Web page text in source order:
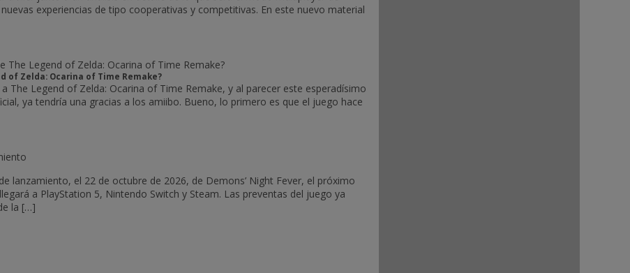
experiencias de tipo cooperativas y competitivas. En este nuevo material
of Zelda: Ocarina of Time Remake?
The Legend of Zelda: Ocarina of Time Remake, y al parecer este esperadísimo
ya tendría una gracias a los amiibo. Bueno, lo primero es que el juego hace
lanzamiento, el 22 de octubre de 2026, de Demons’ Night Fever, el próximo
a PlayStation 5, Nintendo Switch y Steam. Las preventas del juego ya
la […]